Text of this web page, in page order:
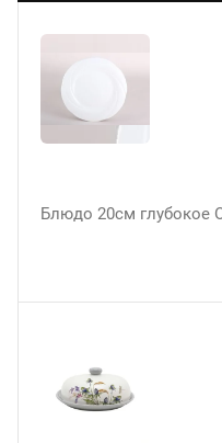
Блюдо 20см глубокое